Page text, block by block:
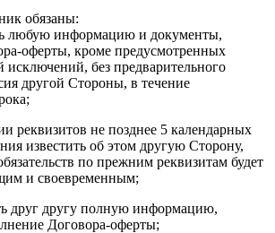
обязаны:
любую информацию и документы,
оферты, кроме предусмотренных
исключений, без предварительного
другой Стороны, в течение
реквизитов не позднее 5 календарных
известить об этом другую Сторону,
по прежним реквизитам будет
и своевременным;
друг другу полную информацию,
Договора-оферты;